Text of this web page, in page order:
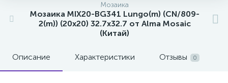
Мозаика
Мозаика MIX20-BG341 Lungo(m) (CN/809-
2(m)) (20x20) 32.7x32.7 от Alma Mosaic
(Китай)
Описание Характеристики Отзывы 0